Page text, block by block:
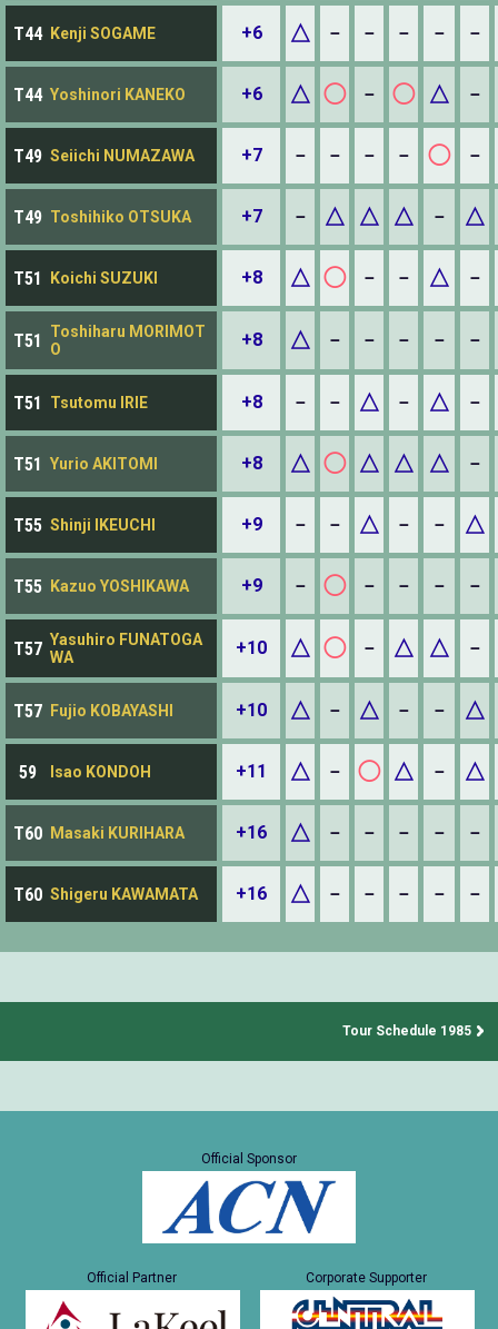
T44 Kenji SOGAME +6 △ － － － － －
T44 Yoshinori KANEKO +6 △ ◯ － ◯ △ －
T49 Seiichi NUMAZAWA +7 － － － － ◯ －
T49 Toshihiko OTSUKA +7 － △ △ △ － △
T51 Koichi SUZUKI +8 △ ◯ － － △ －
T51
Toshiharu MORIMOT
O
+8 △ － － － － －
T51 Tsutomu IRIE +8 － － △ － △ －
T51 Yurio AKITOMI +8 △ ◯ △ △ △ －
T55 Shinji IKEUCHI +9 － － △ － － △
T55 Kazuo YOSHIKAWA +9 － ◯ － － － －
T57 Yasuhiro FUNATOGA
WA
+10 △ ◯ － △ △ －
T57 Fujio KOBAYASHI +10 △ － △ － － △
59 Isao KONDOH +11 △ － ◯ △ － △
T60 Masaki KURIHARA +16 △ － － － － －
T60 Shigeru KAWAMATA +16 △ － － － － －
Tour Schedule 1985
Official Sponsor
Official Partner Corporate Supporter